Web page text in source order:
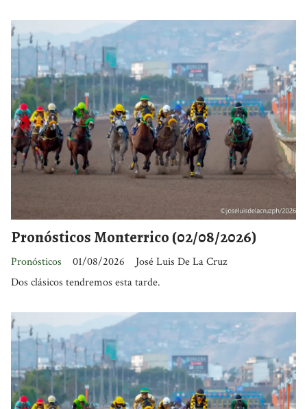
Pronósticos Monterrico (02/08/2026)
José Luis De La Cruz
Pronósticos
01/08/2026
Dos clásicos tendremos esta tarde.